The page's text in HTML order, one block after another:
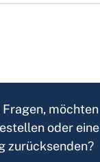
Fragen, möchten
oder eine
zurücksenden?